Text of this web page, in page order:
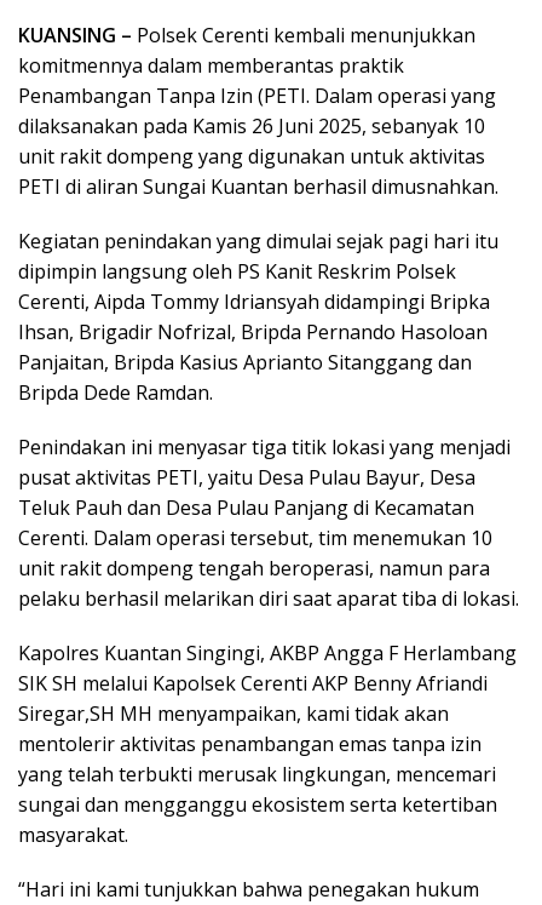
KUANSING – Polsek Cerenti kembali menunjukkan
komitmennya dalam memberantas praktik
Penambangan Tanpa Izin (PETI. Dalam operasi yang
dilaksanakan pada Kamis 26 Juni 2025, sebanyak 10
unit rakit dompeng yang digunakan untuk aktivitas
PETI di aliran Sungai Kuantan berhasil dimusnahkan.
Kegiatan penindakan yang dimulai sejak pagi hari itu
dipimpin langsung oleh PS Kanit Reskrim Polsek
Cerenti, Aipda Tommy Idriansyah didampingi Bripka
Ihsan, Brigadir Nofrizal, Bripda Pernando Hasoloan
Panjaitan, Bripda Kasius Aprianto Sitanggang dan
Bripda Dede Ramdan.
Penindakan ini menyasar tiga titik lokasi yang menjadi
pusat aktivitas PETI, yaitu Desa Pulau Bayur, Desa
Teluk Pauh dan Desa Pulau Panjang di Kecamatan
Cerenti. Dalam operasi tersebut, tim menemukan 10
unit rakit dompeng tengah beroperasi, namun para
pelaku berhasil melarikan diri saat aparat tiba di lokasi.
Kapolres Kuantan Singingi, AKBP Angga F Herlambang
SIK SH melalui Kapolsek Cerenti AKP Benny Afriandi
Siregar,SH MH menyampaikan, kami tidak akan
mentolerir aktivitas penambangan emas tanpa izin
yang telah terbukti merusak lingkungan, mencemari
sungai dan mengganggu ekosistem serta ketertiban
masyarakat.
“Hari ini kami tunjukkan bahwa penegakan hukum